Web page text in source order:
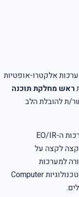
אלקטרו-אופטיות
ראש מחלקת תוכנה
ת להובלת הלב
בתפקיד זה תוביל/י את הלב הפועם של מערכות ה-EO/IR
לקצה על
למערכות
מולטידיסציפלינריות מורכבות ועד להטמעת טכנולוגיות Computer